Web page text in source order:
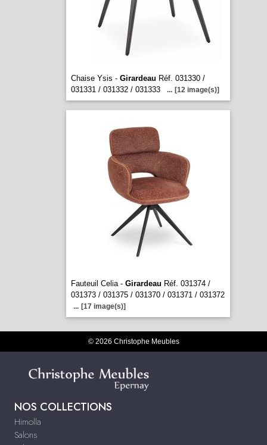
Chaise Ysis - Girardeau Réf. 031330 /
031331 / 031332 / 031333
... [12 image(s)]
Fauteuil Celia - Girardeau Réf. 031374 /
031373 / 031375 / 031370 / 031371 / 031372
... [17 image(s)]
© 2026 Christophe Meubles
NOS COLLECTIONS
Himolla
Salons